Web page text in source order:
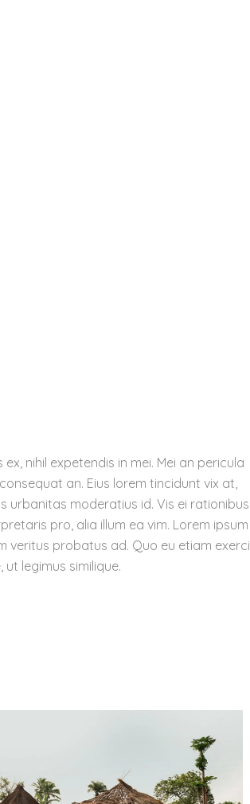
nihil expetendis in mei. Mei an pericula
an. Eius lorem tincidunt vix at,
urbanitas moderatius id. Vis ei rationibus
pro, alia illum ea vim. Lorem ipsum
veritus probatus ad. Quo eu etiam exerci
legimus similique.